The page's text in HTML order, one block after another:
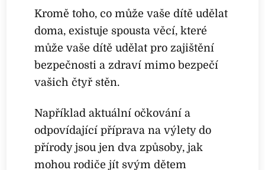
Kromě toho, co může vaše dítě udělat
doma, existuje spousta věcí, které
může vaše dítě udělat pro zajištění
bezpečnosti a zdraví mimo bezpečí
vašich čtyř stěn.
Například aktuální očkování a
odpovídající příprava na výlety do
přírody jsou jen dva způsoby, jak
mohou rodiče jít svým dětem